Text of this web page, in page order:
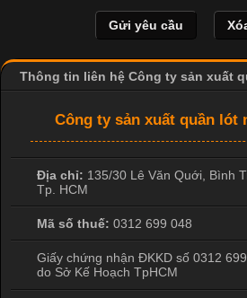
và thấm hút mồ hôi tốt. Đây cũng là
sản xuất quần lót nam lựa chọn để
Thông tin liên hệ Công ty sản xuất
Công ty sản xuất quần lót
Địa chỉ: 135/30 Lê Văn Quới, Bình
Tp. HCM
Mã số thuế: 0312 699 048
Giấy chứng nhận ĐKKD số 0312
do Sở Kế Hoạch TpHCM